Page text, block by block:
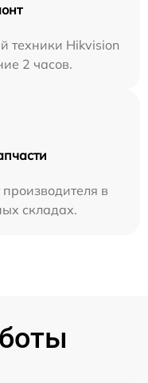
техники Hikvision
2 часов.
в
складах.